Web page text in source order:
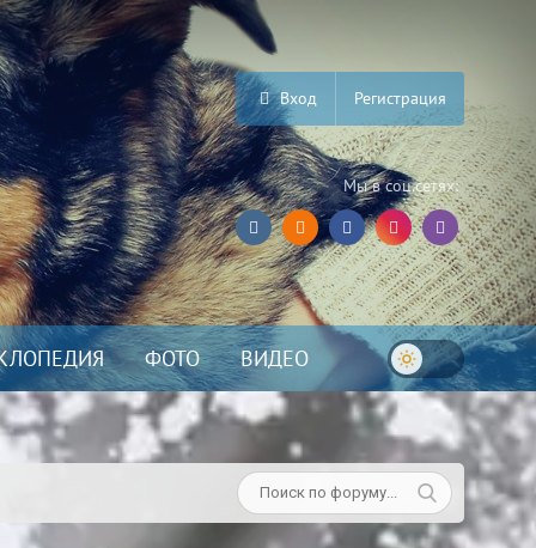
Вход Регистрация
Мы в соц.сетях:
ФОТО ВИДЕО